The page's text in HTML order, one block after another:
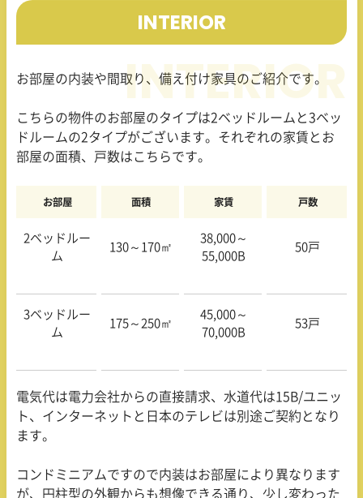
INTERIOR
お部屋の内装や間取り、備え付け家具のご紹介です。
こちらの物件のお部屋のタイプは2ベッドルームと 3ベッ
ドルームの2タイプがございます。それぞれの家賃とお
部屋の面積、戸数はこちらです。
お部屋 面積 家賃 戸数
2ベッドルー
ム
130～ 170㎡
38,000～
55,000B
50戸
3ベッドルー
ム
175～ 250㎡
45,000～
70,000B
53戸
電気代は電力会社からの直接請求、水道代は15B/ユニッ
ト、インターネットと日本のテレビは別途ご契約となり
ます。
コンドミニアムですので内装はお部屋により異なります
が、円柱型の外観からも想像できる通り、少し変わった